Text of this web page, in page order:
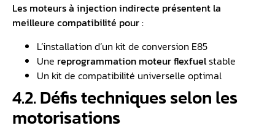
Les moteurs à injection indirecte présentent la
meilleure compatibilité pour :
L’installation d’un kit de conversion E85
Une reprogrammation moteur flexfuelstable
Un kit de compatibilité universelle optimal
4.2. Défis techniques selon les
motorisations